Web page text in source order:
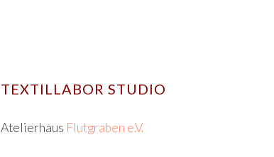
TEXTILLABOR STUDIO
Atelierhaus Flutgraben e.V.